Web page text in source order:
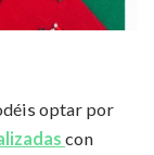
optar por
con